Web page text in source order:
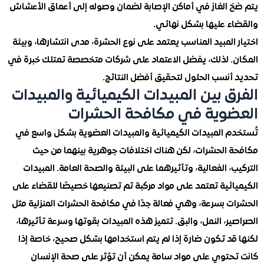
الغاز في أماكن الإصابة لضمان وصوله إلى أعماق الأعشاش
عليها بشكل نهائي.
المبيد المناسب يعتمد على نوع الحشرة، مدى انتشارها، وبيئة
لذلك، يفضل الاعتماد على شركات متخصصة تمتلك خبرة في
الحلول لتحقيق أفضل النتائج.
بين المبيدات الكيميائية والمبيدات
في مكافحة الحشرات
المبيدات الكيميائية والمبيدات العضوية بشكل واسع في
الحشرات، لكن هناك اختلافات جوهرية بينهما من حيث
الفعالية، وتأثيرهما على البيئة والصحة العامة. المبيدات
تعتمد على مواد مركبة تم تصنيعها خصيصًا للقضاء على
بسرعة، وهي فعالة جدًا في مكافحة الحشرات المنزلية مثل
النمل، والبق. تتميز هذه المبيدات بقوتها وسرعة تأثيرها،
تكون ضارة إذا لم يتم استخدامها بشكل صحيح، خاصة إذا
على مواد سامة يمكن أن تؤثر على صحة الإنسان